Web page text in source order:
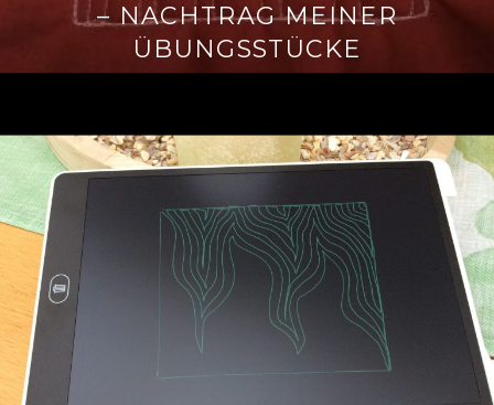
– NACHTRAG MEINER
ÜBUNGSSTÜCKE